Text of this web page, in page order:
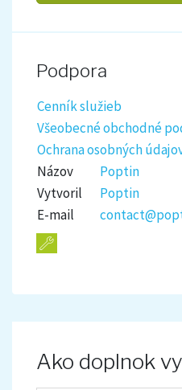
Podpora
Cenník služieb
Všeobecné obchodné
Ochrana osobných
Názov
Poptin
Vytvoril
Poptin
E-mail
Ako doplnok